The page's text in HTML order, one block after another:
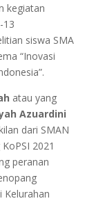
kegiatan
13
siswa SMA
“Inovasi
atau yang
Azuardini
dari SMAN
2021
peranan
Kelurahan